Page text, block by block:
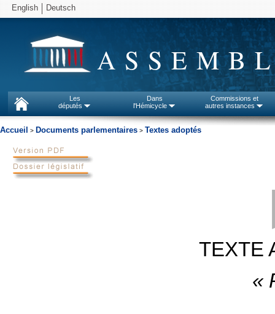
English Deutsch
Les
députés
Dans
l'Hémicycle
Commissions et
autres instances
Accueil > Documents parlementaires > Textes adoptés
TEXTE
«